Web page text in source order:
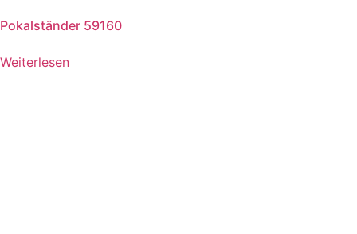
Pokalständer 59160
Weiterlesen